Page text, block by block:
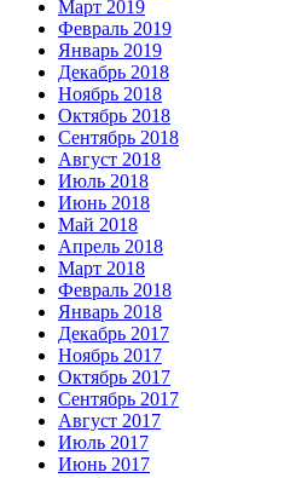
Март 2019
Февраль 2019
Январь 2019
Декабрь 2018
Ноябрь 2018
Октябрь 2018
Сентябрь 2018
Август 2018
Июль 2018
Июнь 2018
Май 2018
Апрель 2018
Март 2018
Февраль 2018
Январь 2018
Декабрь 2017
Ноябрь 2017
Октябрь 2017
Сентябрь 2017
Август 2017
Июль 2017
Июнь 2017